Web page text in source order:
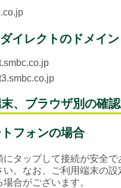
イレクトのドメイン
、ブラウザ別の確
フォンの場合
にタップして接続が安全
い。なお、ご利用端末の
場合がございます。